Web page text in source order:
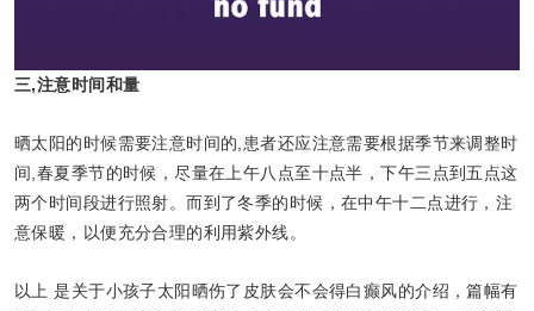
三,注意时间和量
晒太阳的时候需要注意时间的,患者还应注意需要根据季节来调整时
间,春夏季节的时候，尽量在上午八点至十点半，下午三点到五点这
两个时间段进行照射。而到了冬季的时候，在中午十二点进行，注
意保暖，以便充分合理的利用紫外线。
以上 是关于小孩子太阳晒伤了皮肤会不会得白癫风的介绍，篇幅有